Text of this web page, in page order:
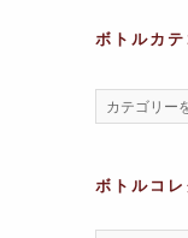
ボトルカ
ボトルコ